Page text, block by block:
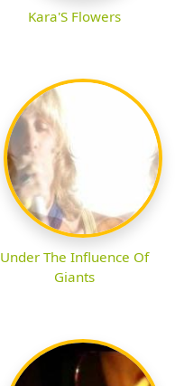
Kara'S Flowers
Under The Influence Of
Giants